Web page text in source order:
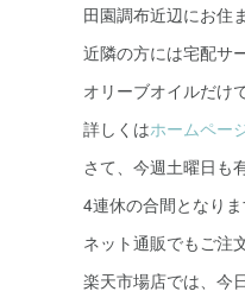
田園調布近辺にお住
近隣の方には宅配サ
オリーブオイルだけ
詳しくはホームペー
さて、今週土曜日も
4連休の合間となり
ネット通販でもご注
楽天市場店では、今